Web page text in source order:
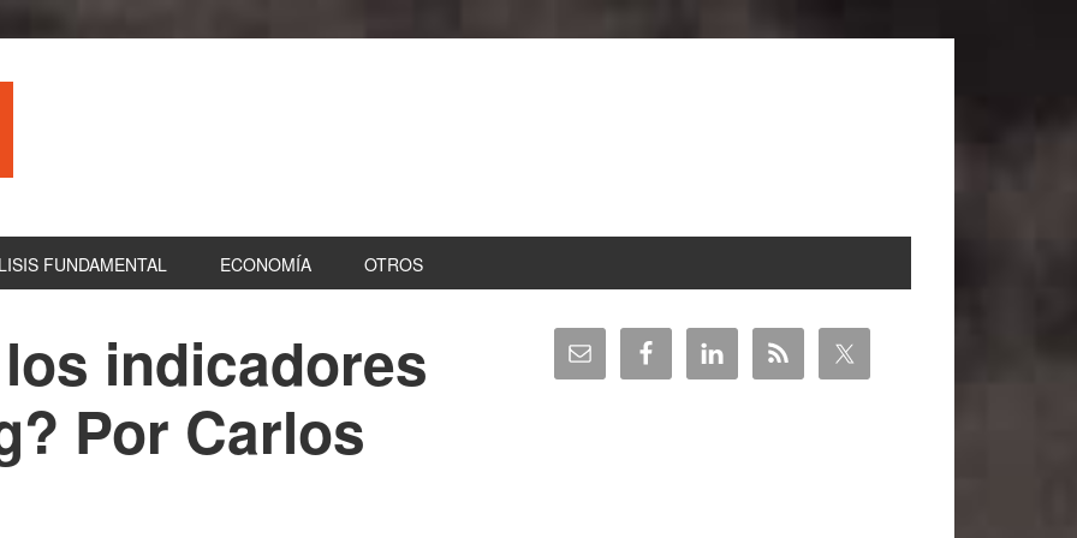
FUNDAMENTAL ECONOMÍA OTROS
indicadores
Por Carlos
Barra
lateral